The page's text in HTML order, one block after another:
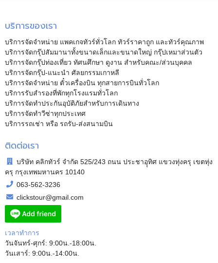
บริการของเรา
บริการจัดจำหน่าย แพคเกจทัวร์ทั่วโลก ทัวร์ราคาถูก และทัวร์คุณภาพ
บริการจัดกรุ๊ปสัมมานาทั้งขนาดเล็กและขนาดใหญ่ กรุ๊ปเหมาส่วนตัว
บริการจัดกรุ๊ปท่องเที่ยว ทัศนศึกษา ดูงาน สำหรับคณะ/ส่วนบุคคล
บริการจัดกรุ๊ป-แนะนำ ศัลยกรรมเกาหลี
บริการจัดจำหน่าย ตั๋วเครื่องบิน ทุกสายการบินทั่วโลก
บริการรับสำรองที่พักทุกโรงแรมทั่วโลก
บริการจัดทำประกันอุบัติภัยสำหรับการเดินทาง
บริการจัดทำวีซ่าทุกประเทศ
บริการรถเช่า หรือ รถรับ-ส่งสนามบิน
ติดต่อเรา
บริษัท คลิกทัวร์ จำกัด 525/243 ถนน ประชาอุุทิศ แขวงทุ่งครุ เขตทุ่ง
ครุ กรุงเทพมหานคร 10140
063-562-3236
clickstour@gmail.com
เวลาทำการ
วันจันทร์-ศุกร์: 9:00น.-18:00น.
วันเสาร์: 9:00น.-14:00น.